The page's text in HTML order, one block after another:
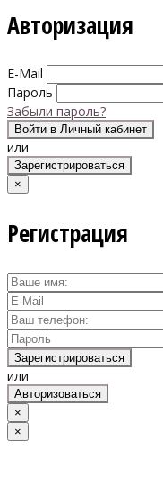
Авторизация
E-Mail
Пароль
Забыли пароль?
Войти в Личный кабинет
или
Зарегистрироваться
×
Регистрация
Зарегистрироваться
или
Авторизоваться
×
×